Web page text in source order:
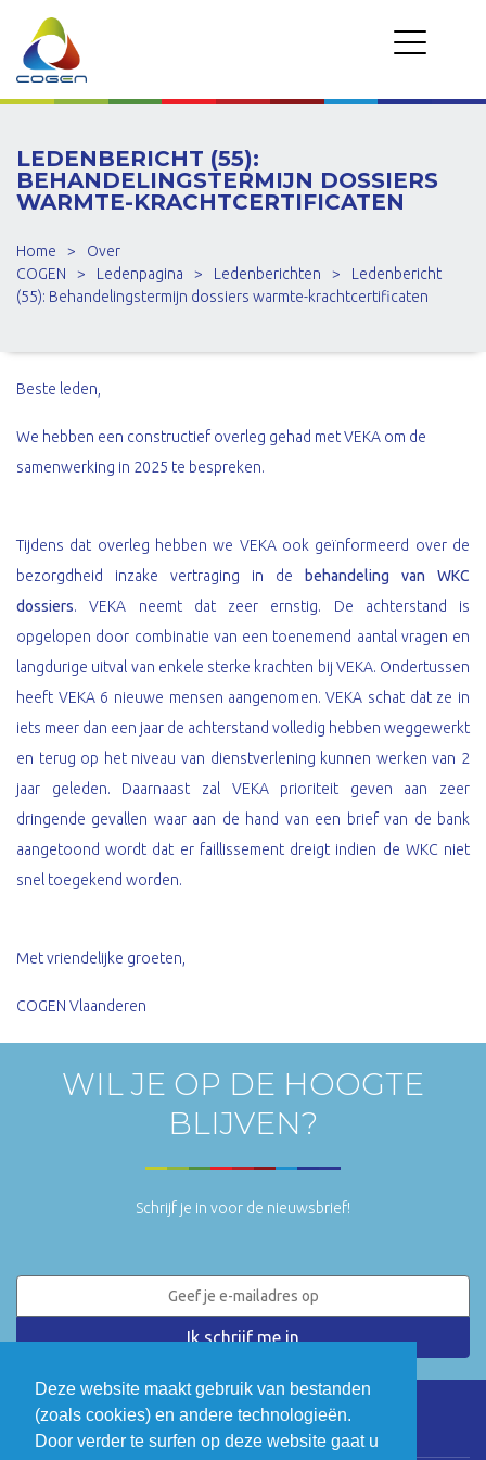
Deze website maakt gebruik van bestanden
(zoals cookies) en andere technologieën.
Door verder te surfen op deze website gaat u
LEDENBERICHT (55):
BEHANDELINGSTERMIJN DOSSIERS
WARMTE-KRACHTCERTIFICATEN
Home >
Over
COGEN
> Ledenpagina > Ledenberichten >
Ledenbericht
(55): Behandelingstermijn dossiers warmte-krachtcertificaten
Beste leden,
We hebben een constructief overleg gehad met VEKA om de
samenwerking in 2025 te bespreken.
Tijdens dat overleg hebben we VEKA ook geïnformeerd over de
bezorgdheid inzake vertraging in de
behandeling van WKC
dossiers. VEKA neemt dat zeer ernstig. De achterstand is
opgelopen door combinatie van een toenemend aantal vragen en
langdurige uitval van enkele sterke krachten bij VEKA. Ondertussen
heeft VEKA 6 nieuwe mensen aangenomen. VEKA schat dat ze in
iets meer dan een jaar de achterstand volledig hebben weggewerkt
en terug op het niveau van dienstverlening kunnen werken van 2
jaar geleden. Daarnaast zal VEKA prioriteit geven aan zeer
dringende gevallen waar aan de hand van een brief van de bank
aangetoond wordt dat er faillissement dreigt indien de WKC niet
snel toegekend worden.
Met vriendelijke groeten,
COGEN Vlaanderen
WIL JE OP DE HOOGTE
BLIJVEN?
Schrijf je in voor de nieuwsbrief!
LinkedIn Twitter